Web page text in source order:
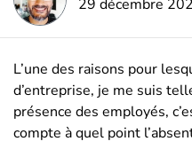
29 décembre
L’une des raisons pour
d’entreprise, je me suis
présence des employés,
compte à quel point